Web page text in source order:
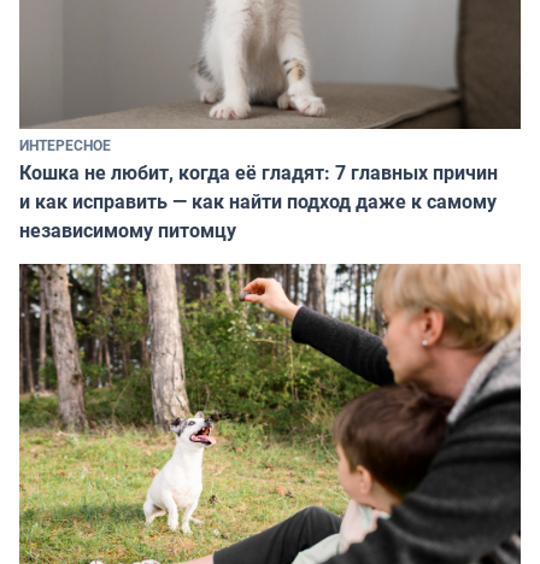
ИНТЕРЕСНОЕ
Кошка не любит, когда её гладят: 7 главных причин
и как исправить — как найти подход даже к самому
независимому питомцу